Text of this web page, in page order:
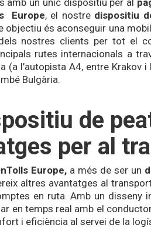
amb un únic dispositiu per al
Europe, el nostre dispositiu
objectiu és aconseguir una
nostres clients per tot el
rutes internacionals a
(a l’autopista A4, entre Krakov
Bulgària.
de
per al
Europe, a més de ser un
altres avantatges al
en ruta. Amb un disseny
en temps real amb el
i eficiència al servei de la